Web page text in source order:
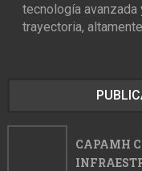
tecnología avanzada
trayectoria,
CAPAMH